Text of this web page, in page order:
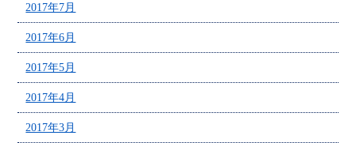
2017年7月
2017年6月
2017年5月
2017年4月
2017年3月